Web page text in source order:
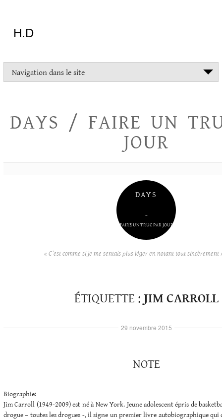
H.D
tout
essayer
Navigation dans le site
DAYS / FAIRE UN
JOUR
DAYS
–
FAIRE UN TRUC PAR JOUR
« C’est comme si je me sentais plus léger en notant tout sincèrement
ÉTIQUETTE : JIM CARROLL
NOTE
Biographie:
Jim Carroll (1949-2009) est né à New York. Jeune adolescent épris de
drogue – toutes les drogues -, il signe un premier livre autobiographique qui
29 novembre 2015